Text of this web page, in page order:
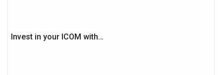
Invest in your ICOM with…